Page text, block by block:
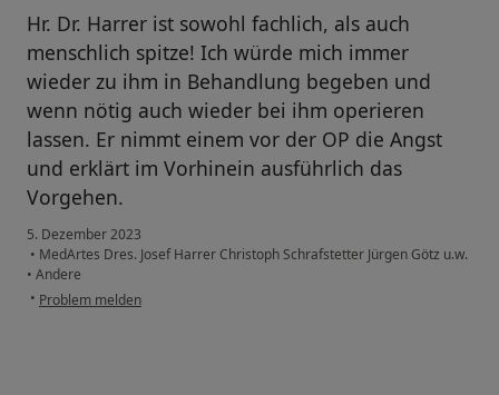
Hr. Dr. Harrer ist sowohl fachlich, als auch
menschlich spitze! Ich würde mich immer
wieder zu ihm in Behandlung begeben und
wenn nötig auch wieder bei ihm operieren
lassen. Er nimmt einem vor der OP die Angst
und erklärt im Vorhinein ausführlich das
Vorgehen.
5. Dezember 2023
• MedArtes Dres. Josef Harrer Christoph Schrafstetter Jürgen Götz u.w.
• Andere
• Problem melden